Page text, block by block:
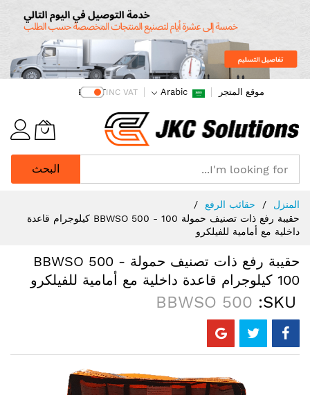
موقع المتجر Arabic
INC VAT
EX VAT
البحث
Skip
Content
المنزل
حقائب الرفع
حقيبة رفع ذات تصنيف حمولة BBWSO 500 - 100 كيلوجرام قاعدة
داخلية مع أمامية للفيلكرو
حقيبة رفع ذات تصنيف حمولة BBWSO 500 -
100 كيلوجرام قاعدة داخلية مع أمامية للفيلكرو
SKU
BBWSO 500